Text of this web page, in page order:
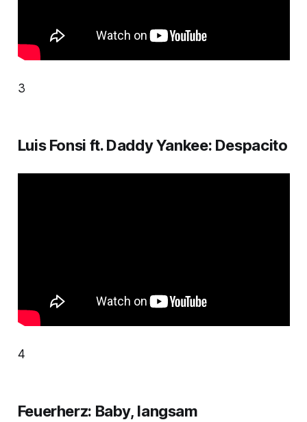
3
Luis Fonsi ft. Daddy Yankee: Despacito
4
Feuerherz: Baby, langsam